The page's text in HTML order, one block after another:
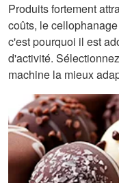
Produits fortement
coûts, le
c'est pourquoi il est
d'activité.
machine la mieux